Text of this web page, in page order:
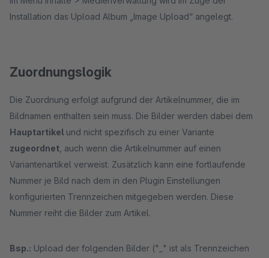
Installation das Upload Album „Image Upload“ angelegt.
Zuordnungslogik
Die Zuordnung erfolgt aufgrund der Artikelnummer, die im
Bildnamen enthalten sein muss. Die Bilder werden dabei dem
Hauptartikel und nicht spezifisch zu einer Variante
zugeordnet , auch wenn die Artikelnummer auf einen
Variantenartikel verweist. Zusätzlich kann eine fortlaufende
Nummer je Bild nach dem in den Plugin Einstellungen
konfigurierten Trennzeichen mitgegeben werden. Diese
Nummer reiht die Bilder zum Artikel.
Bsp.: Upload der folgenden Bilder ("_" ist als Trennzeichen